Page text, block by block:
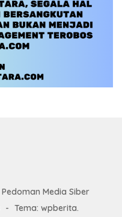
Pedoman Media Siber
- Tema: wpberita.